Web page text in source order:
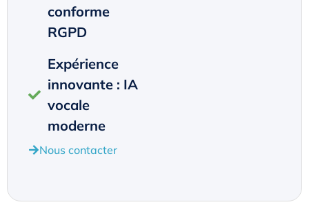
conforme
RGPD
Expérience
innovante : IA
vocale
moderne
Nous contacter